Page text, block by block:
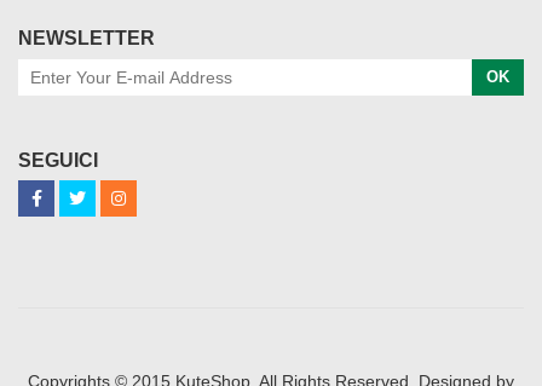
NEWSLETTER
OK
SEGUICI
Copyrights © 2015 KuteShop. All Rights Reserved. Designed by